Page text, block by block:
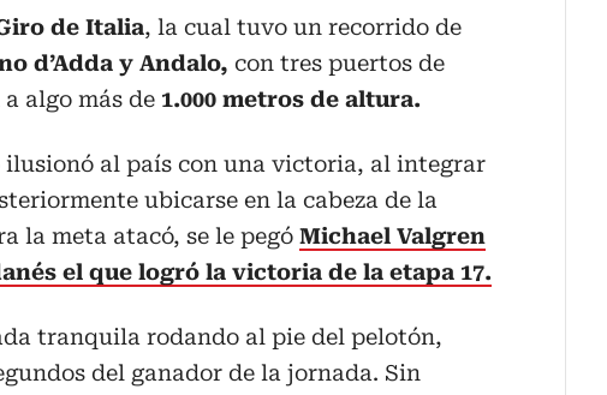
de Italia, la cual tuvo un recorrido de
d’Adda y Andalo, con tres puertos de
algo más de 1.000 metros de altura.
ilusionó al país con una victoria, al integrar
ubicarse en la cabeza de la
la meta atacó, se le pegó Michael Valgren
el que logró la victoria de la etapa 17.
tranquila rodando al pie del pelotón,
del ganador de la jornada. Sin